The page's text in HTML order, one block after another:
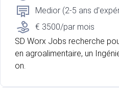
Medior (2-5 ans
€ 3500/par mois
SD Worx Jobs recherche
en agroalimentaire, un
on.